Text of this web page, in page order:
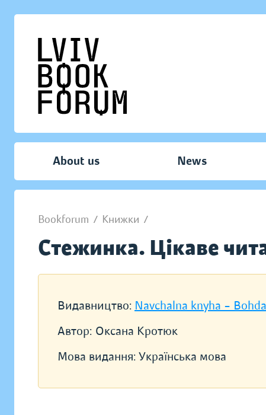
About us News
Bookforum / Книжки /
Стежинка. Цікаве
Видавництво: Navchalna knyha –
Автор: Оксана Кротюк
Мова видання: Українська мова